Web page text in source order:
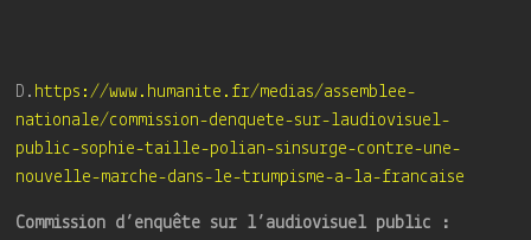
D. https://www.humanite.fr/medias/assemblee-
nationale/commission-denquete-sur-laudiovisuel-
public-sophie-taille-polian-sinsurge-contre-une-
nouvelle-marche-dans-le-trumpisme-a-la-francaise
Commission d’enquête sur l’audiovisuel public :